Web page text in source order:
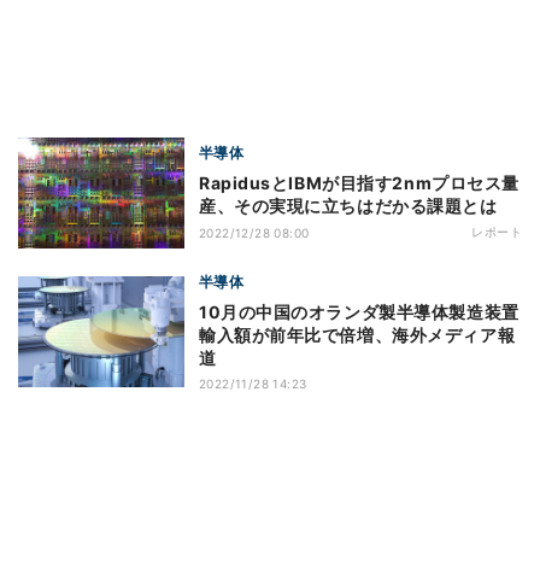
半導体
RapidusとIBMが目指す2nmプロセス量
産、その実現に立ちはだかる課題とは
2022/12/28 08:00 レポート
半導体
10月の中国のオランダ製半導体製造装置
輸入額が前年比で倍増、海外メディア報
道
2022/11/28 14:23